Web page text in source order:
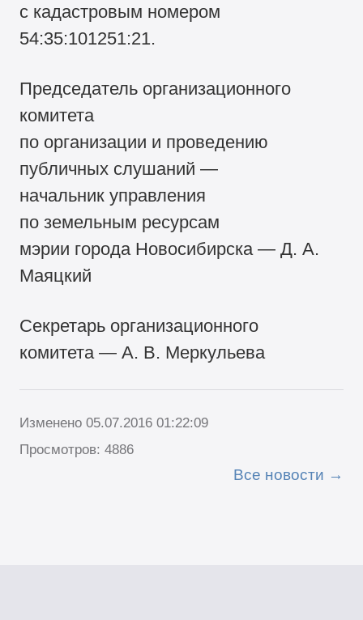
с кадастровым номером
54:35:101251:21.
Председатель организационного
комитета
по организации и проведению
публичных слушаний —
начальник управления
по земельным ресурсам
мэрии города Новосибирска — Д. А.
Маяцкий
Секретарь организационного
комитета — А. В. Меркульева
Изменено 05.07.2016 01:22:09
Просмотров: 4886
Все новости